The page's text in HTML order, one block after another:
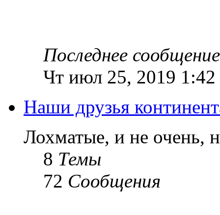
Последнее сообщение
Чт июл 25, 2019 1:42
Наши друзья
Лохматые, и не очень,
8 Темы
72 Сообщения